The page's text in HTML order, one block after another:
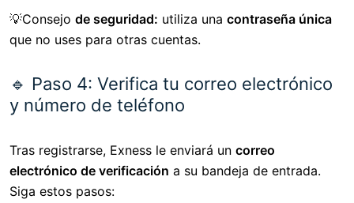
💡Consejo de seguridad: utiliza una contraseña única
que no uses para otras cuentas.
🔹 Paso 4: Verifica tu correo electrónico
y número de teléfono
Tras registrarse, Exness le enviará un correo
electrónico de verificación a su bandeja de entrada.
Siga estos pasos: